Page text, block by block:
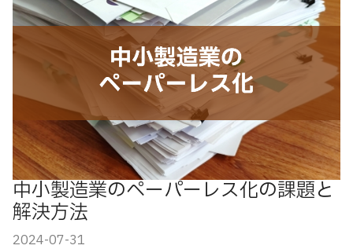
中小製造業のペーパーレス化の課題と
解決方法
2024-07-31